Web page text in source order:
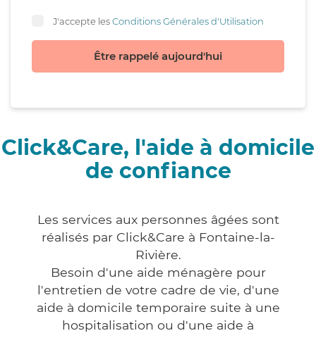
J'accepte lesConditions Générales d'Utilisation
Être rappelé aujourd'hui
Click&Care, l'aide à domicile
de confiance
Les services aux personnes âgées sont
réalisés par Click&Care à Fontaine-la-
Rivière.
Besoin d'une aide ménagère pour
l'entretien de votre cadre de vie, d'une
aide à domicile temporaire suite à une
hospitalisation ou d'une aide à